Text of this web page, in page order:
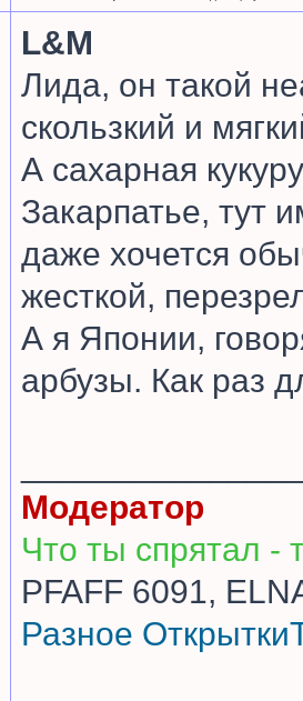
L&M
Лида, он такой
скользкий и
А сахарная
Закарпатье, тут
даже хочется
жесткой,
А я Японии,
арбузы. Как раз
Модератор
Что ты спрятал -
PFAFF 6091,
Разное Открытки